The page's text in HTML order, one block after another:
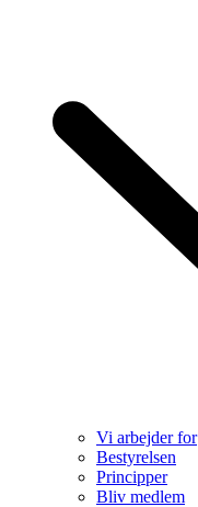
Vi arbejder for
Bestyrelsen
Principper
Bliv medlem